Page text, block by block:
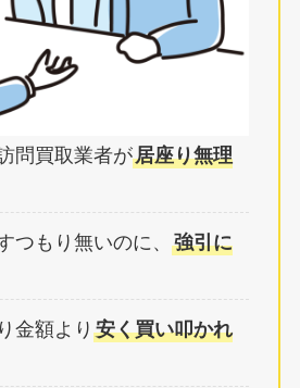
問買取業者が居座り無理
つもり無いのに、強引に
金額より安く買い叩かれ